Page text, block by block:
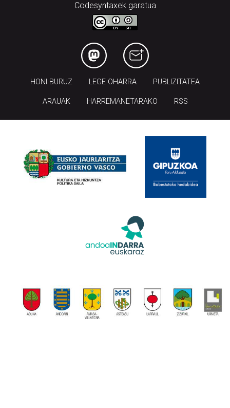
Codesyntaxek garatua
HONI BURUZ LEGE OHARRA PUBLIZITATEA
ARAUAK HARREMANETARAKO RSS